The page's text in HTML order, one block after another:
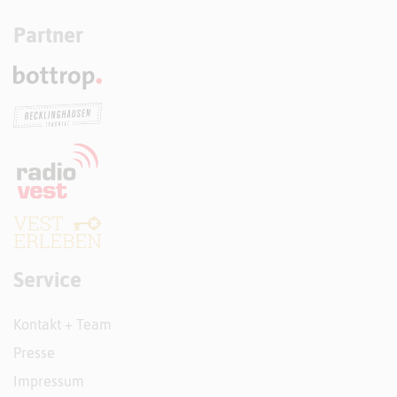
Partner
Service
Kontakt + Team
Presse
Impressum